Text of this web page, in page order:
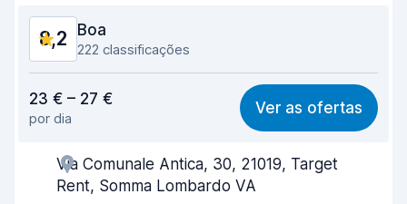
8,2 Boa
222 classificações
8,1
Facilidade em encontrar 8,1
Eficiência dos agentes
23 € – 27 €
por dia
Ver as ofertas
Via Comunale Antica, 30, 21019, Target
Rent, Somma Lombardo VA